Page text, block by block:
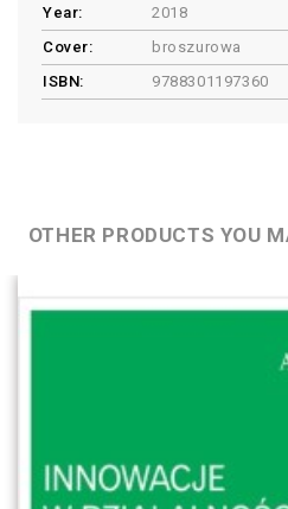
Year:
2018
Cover:
broszurowa
ISBN:
9788301197360
OTHER PRODUCTS YOU